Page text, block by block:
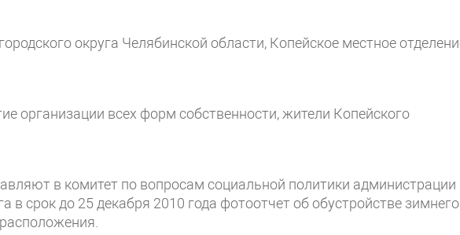
округа Челябинской области, Копейское местное
организации всех форм собственности, жители Копейского
в комитет по вопросам социальной политики администрации
в срок до 25 декабря 2010 года фотоотчет об обустройстве зимнего